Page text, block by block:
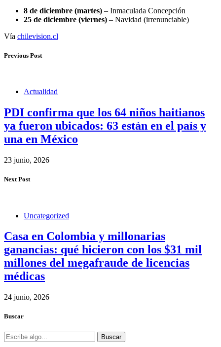
8 de diciembre (martes) – Inmaculada Concepción
25 de diciembre (viernes) – Navidad (irrenunciable)
Vía chilevision.cl
Previous Post
Actualidad
PDI confirma que los 64 niños haitianos
ya fueron ubicados: 63 están en el país y
una en México
23 junio, 2026
Next Post
Uncategorized
Casa en Colombia y millonarias
ganancias: qué hicieron con los $31 mil
millones del megafraude de licencias
médicas
24 junio, 2026
Buscar
Buscar